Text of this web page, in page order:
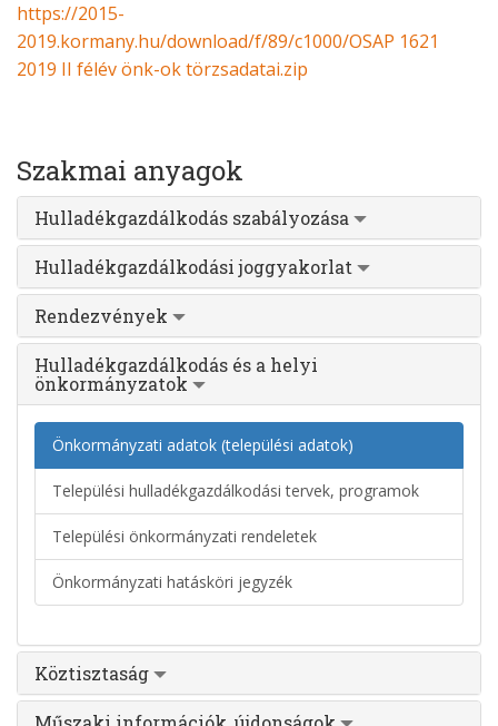
https://2015-
2019.kormany.hu/download/f/89/c1000/OSAP 1621
2019 II félév önk-ok törzsadatai.zip
Szakmai anyagok
Hulladékgazdálkodás szabályozása
Hulladékgazdálkodási joggyakorlat
Rendezvények
Hulladékgazdálkodás és a helyi
önkormányzatok
Önkormányzati adatok (települési adatok)
Települési hulladékgazdálkodási tervek, programok
Települési önkormányzati rendeletek
Önkormányzati hatásköri jegyzék
Köztisztaság